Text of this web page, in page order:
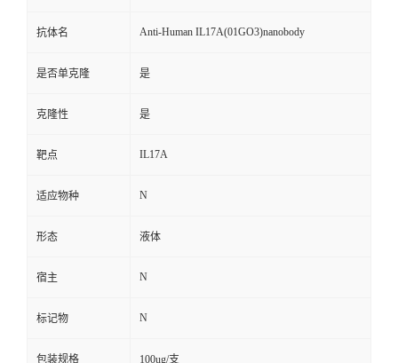
抗体名 Anti-Human IL17A(01GO3)nanobody
是否单克隆 是
克隆性 是
靶点 IL17A
适应物种 N
形态 液体
宿主 N
标记物 N
包装规格 100ug/支